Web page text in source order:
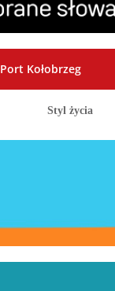
Port Kołobrzeg
Styl życia